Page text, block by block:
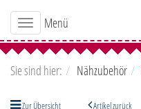
Toggle
navigation
Menü
Sie sind hier: Nähzubehör
Zur Übersicht Artikel zurück